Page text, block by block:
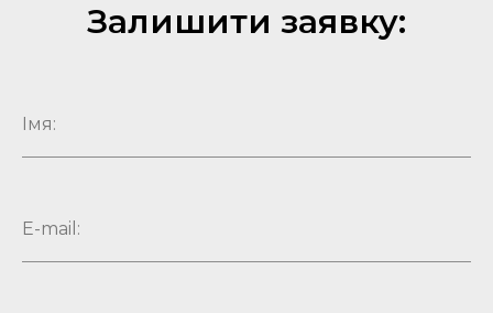
Залишити заявку: